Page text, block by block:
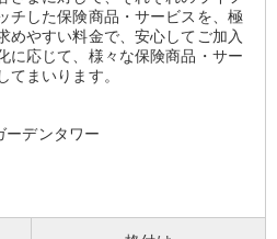
チした保険商品・サービスを、極
めやすい料金で、安心してご加入
に応じて、様々な保険商品・サー
てまいります。
ーデンタワー